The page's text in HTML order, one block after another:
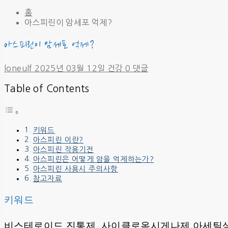
홈
아스피린이 암세포 억제?
아스피린이 암세포 억제?
loneulf 2025년 03월 12일 건강 0 댓글
Table of Contents
키워드
아스피린 이란?
아스피린 작용기전
아스피린은 어떻게 암을 억제하는가?
아스피린 사용시 주의사항
참고자료
키워드
비스테로이드 진통제, 사이클로옥시게나제,아세